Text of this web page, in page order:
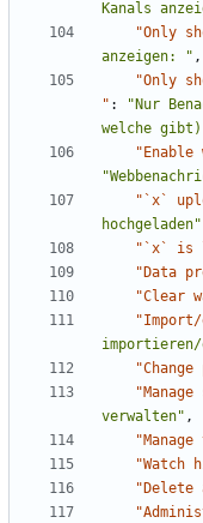
Kanals
"Only
anzeigen: " ,
"Only
" :
"Nur
welche
"`x`
hochgeladen"
"`x` is
"Data
"Clear
"Change
verwalten" ,
"Watch
"Delete